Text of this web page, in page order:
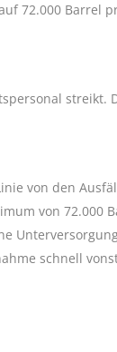
72.000 Barrel
streikt.
von den
von 72.000
schnell